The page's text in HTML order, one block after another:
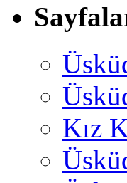
Kız